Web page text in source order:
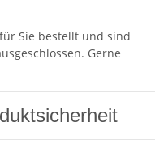
Sie bestellt und sind
Gerne